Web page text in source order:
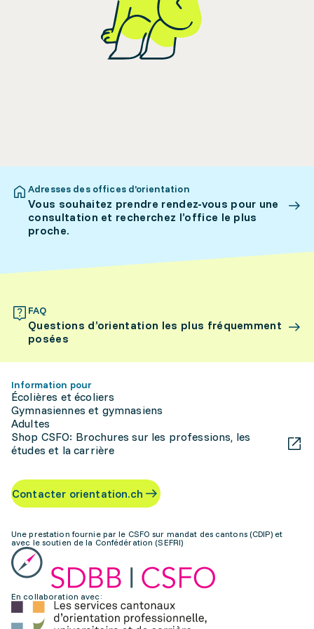
Adresses des offices d’orientation
Vous souhaitez prendre rendez-vous pour une
consultation et recherchez l’office le plus
proche.
FAQ
Questions d’orientation les plus fréquemment
posées
Information pour
Écolières et écoliers
Gymnasiennes et gymnasiens
Adultes
Shop CSFO: Brochures sur les professions, les
études et la carrière
Contacter orientation.ch
Une prestation fournie par le CSFO sur mandat des cantons (CDIP) et
avec le soutien de la Confédération (SEFRI)
En collaboration avec: